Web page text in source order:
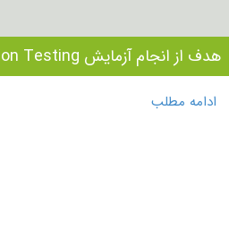
هدف از انجام آزمایش Test BRCA Gene Mutation Testing چیست؟
ادامه مطلب